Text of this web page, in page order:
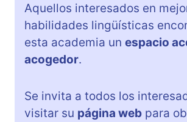
Aquellos interesados en
habilidades lingüísticas
esta academia un espacio
acogedor.
Se invita a todos los
visitar su página web para